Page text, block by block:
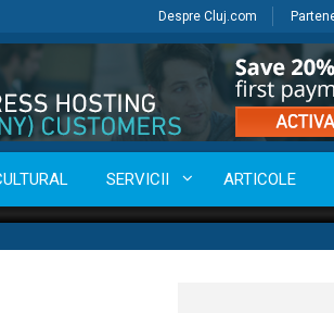
Despre Cluj.com
SERVICII ARTICOLE